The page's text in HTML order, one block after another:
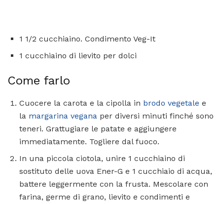
1 1/2 cucchiaino. Condimento Veg-It
1 cucchiaino di lievito per dolci
Come farlo
Cuocere la carota e la cipolla in brodo vegetale e
la margarina vegana per diversi minuti finché sono
teneri. Grattugiare le patate e aggiungere
immediatamente. Togliere dal fuoco.
In una piccola ciotola, unire 1 cucchiaino di
sostituto delle uova Ener-G e 1 cucchiaio di acqua,
battere leggermente con la frusta. Mescolare con
farina, germe di grano, lievito e condimenti e